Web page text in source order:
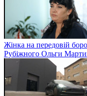
Жінка на передовій
Рубіжного Ольги